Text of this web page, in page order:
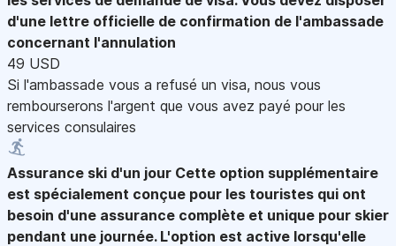
d'une lettre officielle de confirmation de l'ambassade
concernant l'annulation
49 USD
Si l'ambassade vous a refusé un visa, nous vous
rembourserons l'argent que vous avez payé pour les
services consulaires
Assurance ski d'un jour Cette option supplémentaire
est spécialement conçue pour les touristes qui ont
besoin d'une assurance complète et unique pour skier
pendant une journée. L'option est active lorsqu'elle